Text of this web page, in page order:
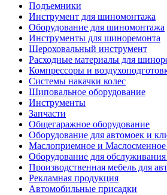
Подъемники
Инструмент для шиномонтажа
Оборудование для шиномонтажа
Инструменты для шиноремонта
Шероховальный инструмент
Расходные материалы для
Компрессоры и
Системы накачки колес
Шиповальное оборудование
Инструменты
Запчасти
Общегаражное оборудование
Оборудование для автомоек и
Маслоприемное и Маслосменное
Оборудование для
Производственная мебель для
Рекламная продукция
Автомобильные присадки